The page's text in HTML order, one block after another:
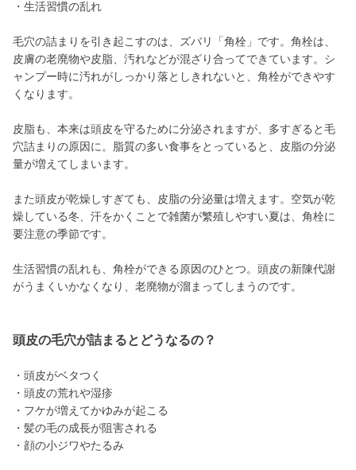
・生活習慣の乱れ
毛穴の詰まりを引き起こすのは、ズバリ「角栓」です。角栓は、
皮膚の老廃物や皮脂、汚れなどが混ざり合ってできています。シ
ャンプー時に汚れがしっかり落としきれないと、角栓ができやす
くなります。
皮脂も、本来は頭皮を守るために分泌されますが、多すぎると毛
穴詰まりの原因に。脂質の多い食事をとっていると、皮脂の分泌
量が増えてしまいます。
また頭皮が乾燥しすぎても、皮脂の分泌量は増えます。空気が乾
燥している冬、汗をかくことで雑菌が繁殖しやすい夏は、角栓に
要注意の季節です。
生活習慣の乱れも、角栓ができる原因のひとつ。頭皮の新陳代謝
がうまくいかなくなり、老廃物が溜まってしまうのです。
頭皮の毛穴が詰まるとどうなるの？
・頭皮がベタつく
・頭皮の荒れや湿疹
・フケが増えてかゆみが起こる
・髪の毛の成長が阻害される
・顔の小ジワやたるみ